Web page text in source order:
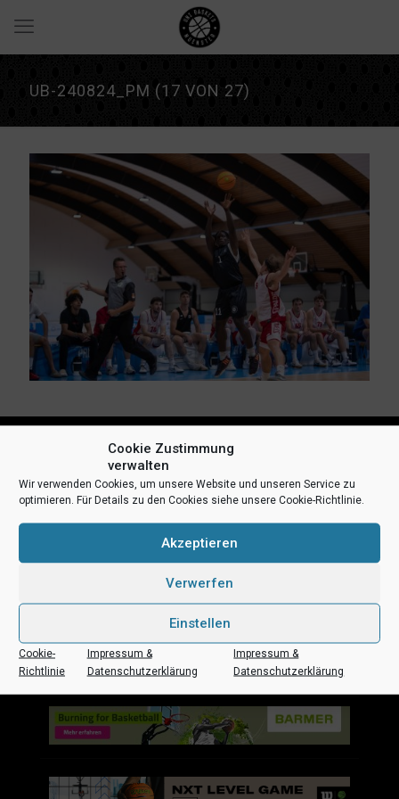
Cookie Zustimmung
verwalten
Wir verwenden Cookies, um unsere Website und unseren Service zu
optimieren. Für Details zu den Cookies siehe unsere Cookie-Richtlinie.
Akzeptieren
Verwerfen
Einstellen
Cookie-
Richtlinie
Impressum &
Datenschutzerklärung
Impressum &
Datenschutzerklärung
UB-240824_PM (17 VON 27)
Uni Baskets auf Social Media
Impressum Datenschutz Kontakt Sponsoren